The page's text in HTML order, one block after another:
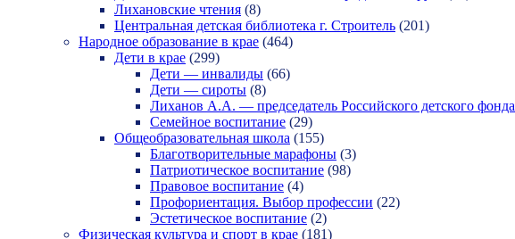
Лихановские чтения (8)
Центральная детская библиотека г. Строитель (201)
Народное образование в крае (464)
Дети в крае (299)
Дети — инвалиды (66)
Дети — сироты (8)
Лиханов А.А. — председатель Российского детского фонда
Семейное воспитание (29)
Общеобразовательная школа (155)
Благотворительные марафоны (3)
Патриотическое воспитание (98)
Правовое воспитание (4)
Профориентация. Выбор профессии (22)
Эстетическое воспитание (2)
Физическая культура и спорт в крае (181)